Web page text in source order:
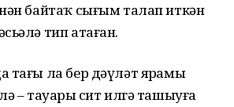
байтаҡ сығым талап иткән
тип атаған.
тағы ла бер дәүләт ярҙамы
– тауарҙы сит илгә ташыуға